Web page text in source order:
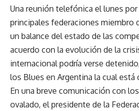
Una reunión telefónica el lunes
principales federaciones miembro
un balance del estado de las
acuerdo con la evolución de la
internacional podría verse
los Blues en Argentina la cual está
En una breve comunicación con
ovalado, el presidente de la